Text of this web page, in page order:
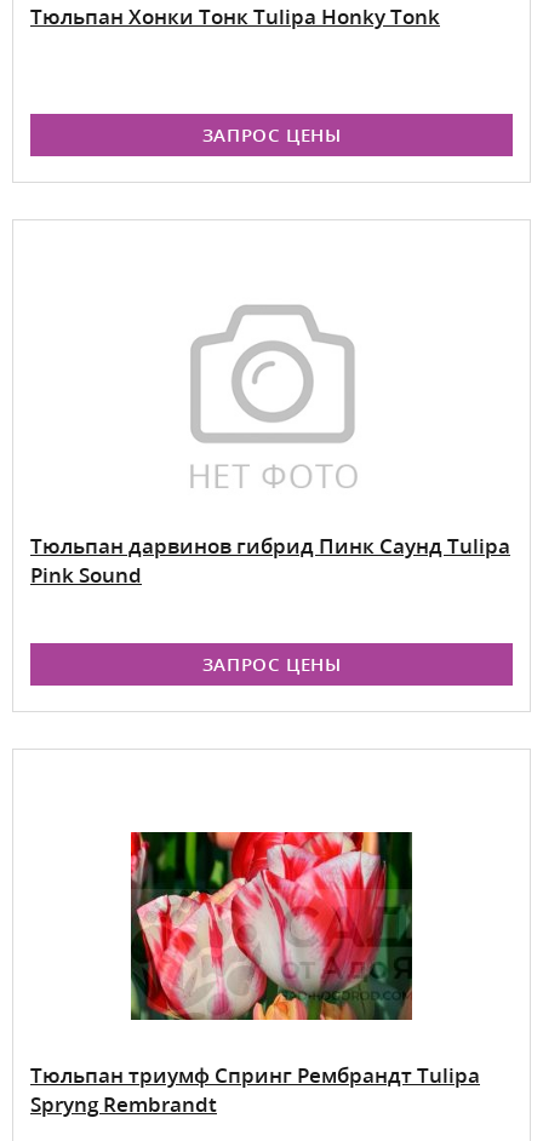
Тюльпан Хонки Тонк Tulipa Honky Tonk
ЗАПРОС ЦЕНЫ
Тюльпан дарвинов гибрид Пинк Саунд Tulipa
Pink Sound
ЗАПРОС ЦЕНЫ
Тюльпан триумф Спринг Рембрандт Tulipa
Spryng Rembrandt